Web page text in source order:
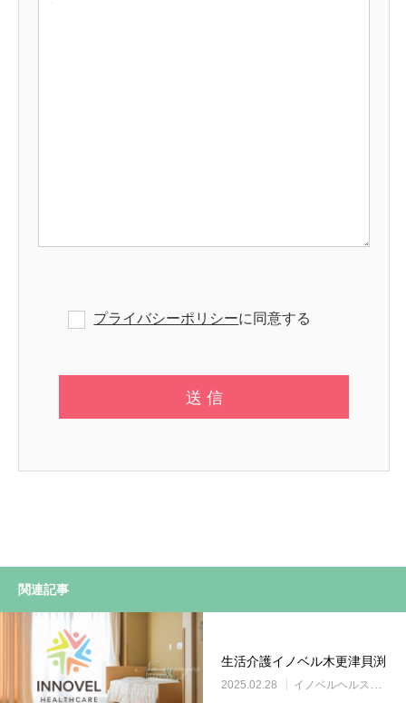
プライバシーポリシーに同意する
関連記事
生活介護イノベル木更津貝渕
2025.02.28 イノベルヘルスケア事業所